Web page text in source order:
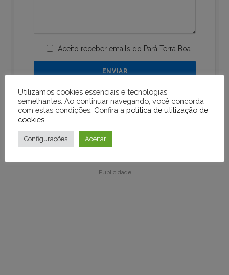
Aceito receber emails do Pará Terra Boa
Publicidade
Publicidade
Utilizamos cookies essenciais e tecnologias
semelhantes. Ao continuar navegando, você concorda
com estas condições. Confira a política de utilização de
cookies
Configurações Aceitar